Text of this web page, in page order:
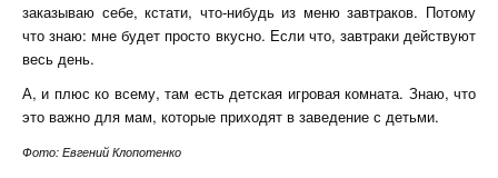
заказываю себе, кстати, что-нибудь из меню завтраков. Потому
что знаю: мне будет просто вкусно. Если что, завтраки действуют
весь день.
А, и плюс ко всему, там есть детская игровая комната. Знаю, что
это важно для мам, которые приходят в заведение с детьми.
Фото: Евгений Клопотенко